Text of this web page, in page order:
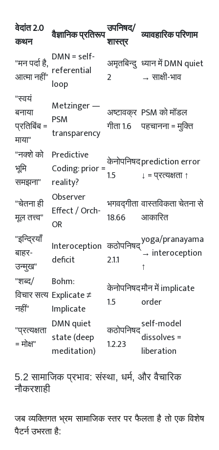
वेदांत 2.0
कथन
वैज्ञानिक प्रतिरूपउपनिषद/
शास्त्र
व्यावहारिक परिणाम
"मन पर्दा है,
आत्मा नहीं"
DMN = self-
referential
loop
अमृतबिन्दु
2
ध्यान में DMN quiet
→ साक्षी-भाव
"स्वयं
बनाया
प्रतिबिंब =
माया"
Metzinger —
PSM
transparency
अष्टावक्र
गीता 1.6
PSM को मॉडल
पहचानना = मुक्ति
"नक्शे को
भूमि
समझना"
Predictive
Coding: prior =
reality?
केनोपनिषद
1.5
prediction error
↓ = प्रत्यक्षता ↑
"चेतना ही
मूल तत्त्व"
Observer
Effect / Orch-
OR
भगवद्गीता
18.66
वास्तविकता चेतना से
आकारित
"इन्द्रियाँ
बाहर-
उन्मुख"
Interoception
deficit
कठोपनिषद्
2.1.1
yoga/pranayama
→ interoception
↑
"शब्द/
विचार सत्य
नहीं"
Bohm:
Explicate ≠
Implicate
केनोपनिषद
1.5
मौन में implicate
order
"प्रत्यक्षता
= मोक्ष"
DMN quiet
state (deep
meditation)
कठोपनिषद
1.2.23
self-model
dissolves =
liberation
5.2 सामाजिक प्रभाव: संस्था, धर्म, और वैचारिक
नौकरशाही
जब व्यक्तिगत भ्रम सामाजिक स्तर पर फैलता है तो एक विशेष
पैटर्न उभरता है: